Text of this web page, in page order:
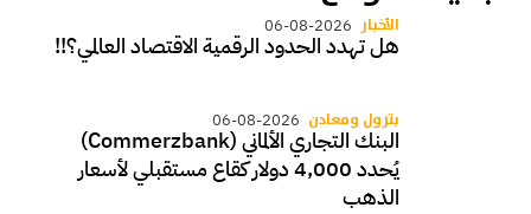
الأخبار 06-08-2026
هل تهدد الحدود الرقمية الاقتصاد العالمي؟!!
بترول ومعادن 06-08-2026
البنك التجاري الألماني (Commerzbank)
يُحدد 4,000 دولار كقاع مستقبلي لأسعار
الذهب